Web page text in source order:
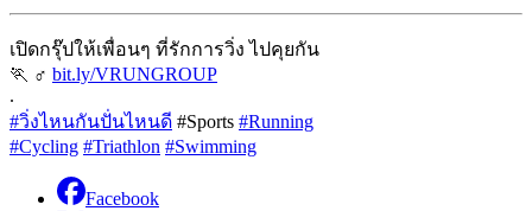
เปิดกรุ๊ปให้เพื่อนๆ ที่รักการวิ่ง ไปคุยกัน
‍
bit.ly/VRUNGROUP
.
#วิ่งไหนกันปั่นไหนดี #Sports #Running
#Cycling #Triathlon #Swimming
Facebook